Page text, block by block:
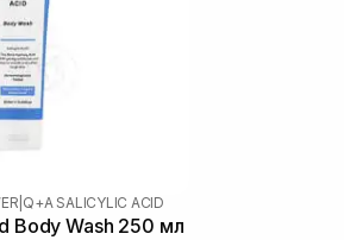
Q+A SALICYLIC ACID
Body Wash 250 мл